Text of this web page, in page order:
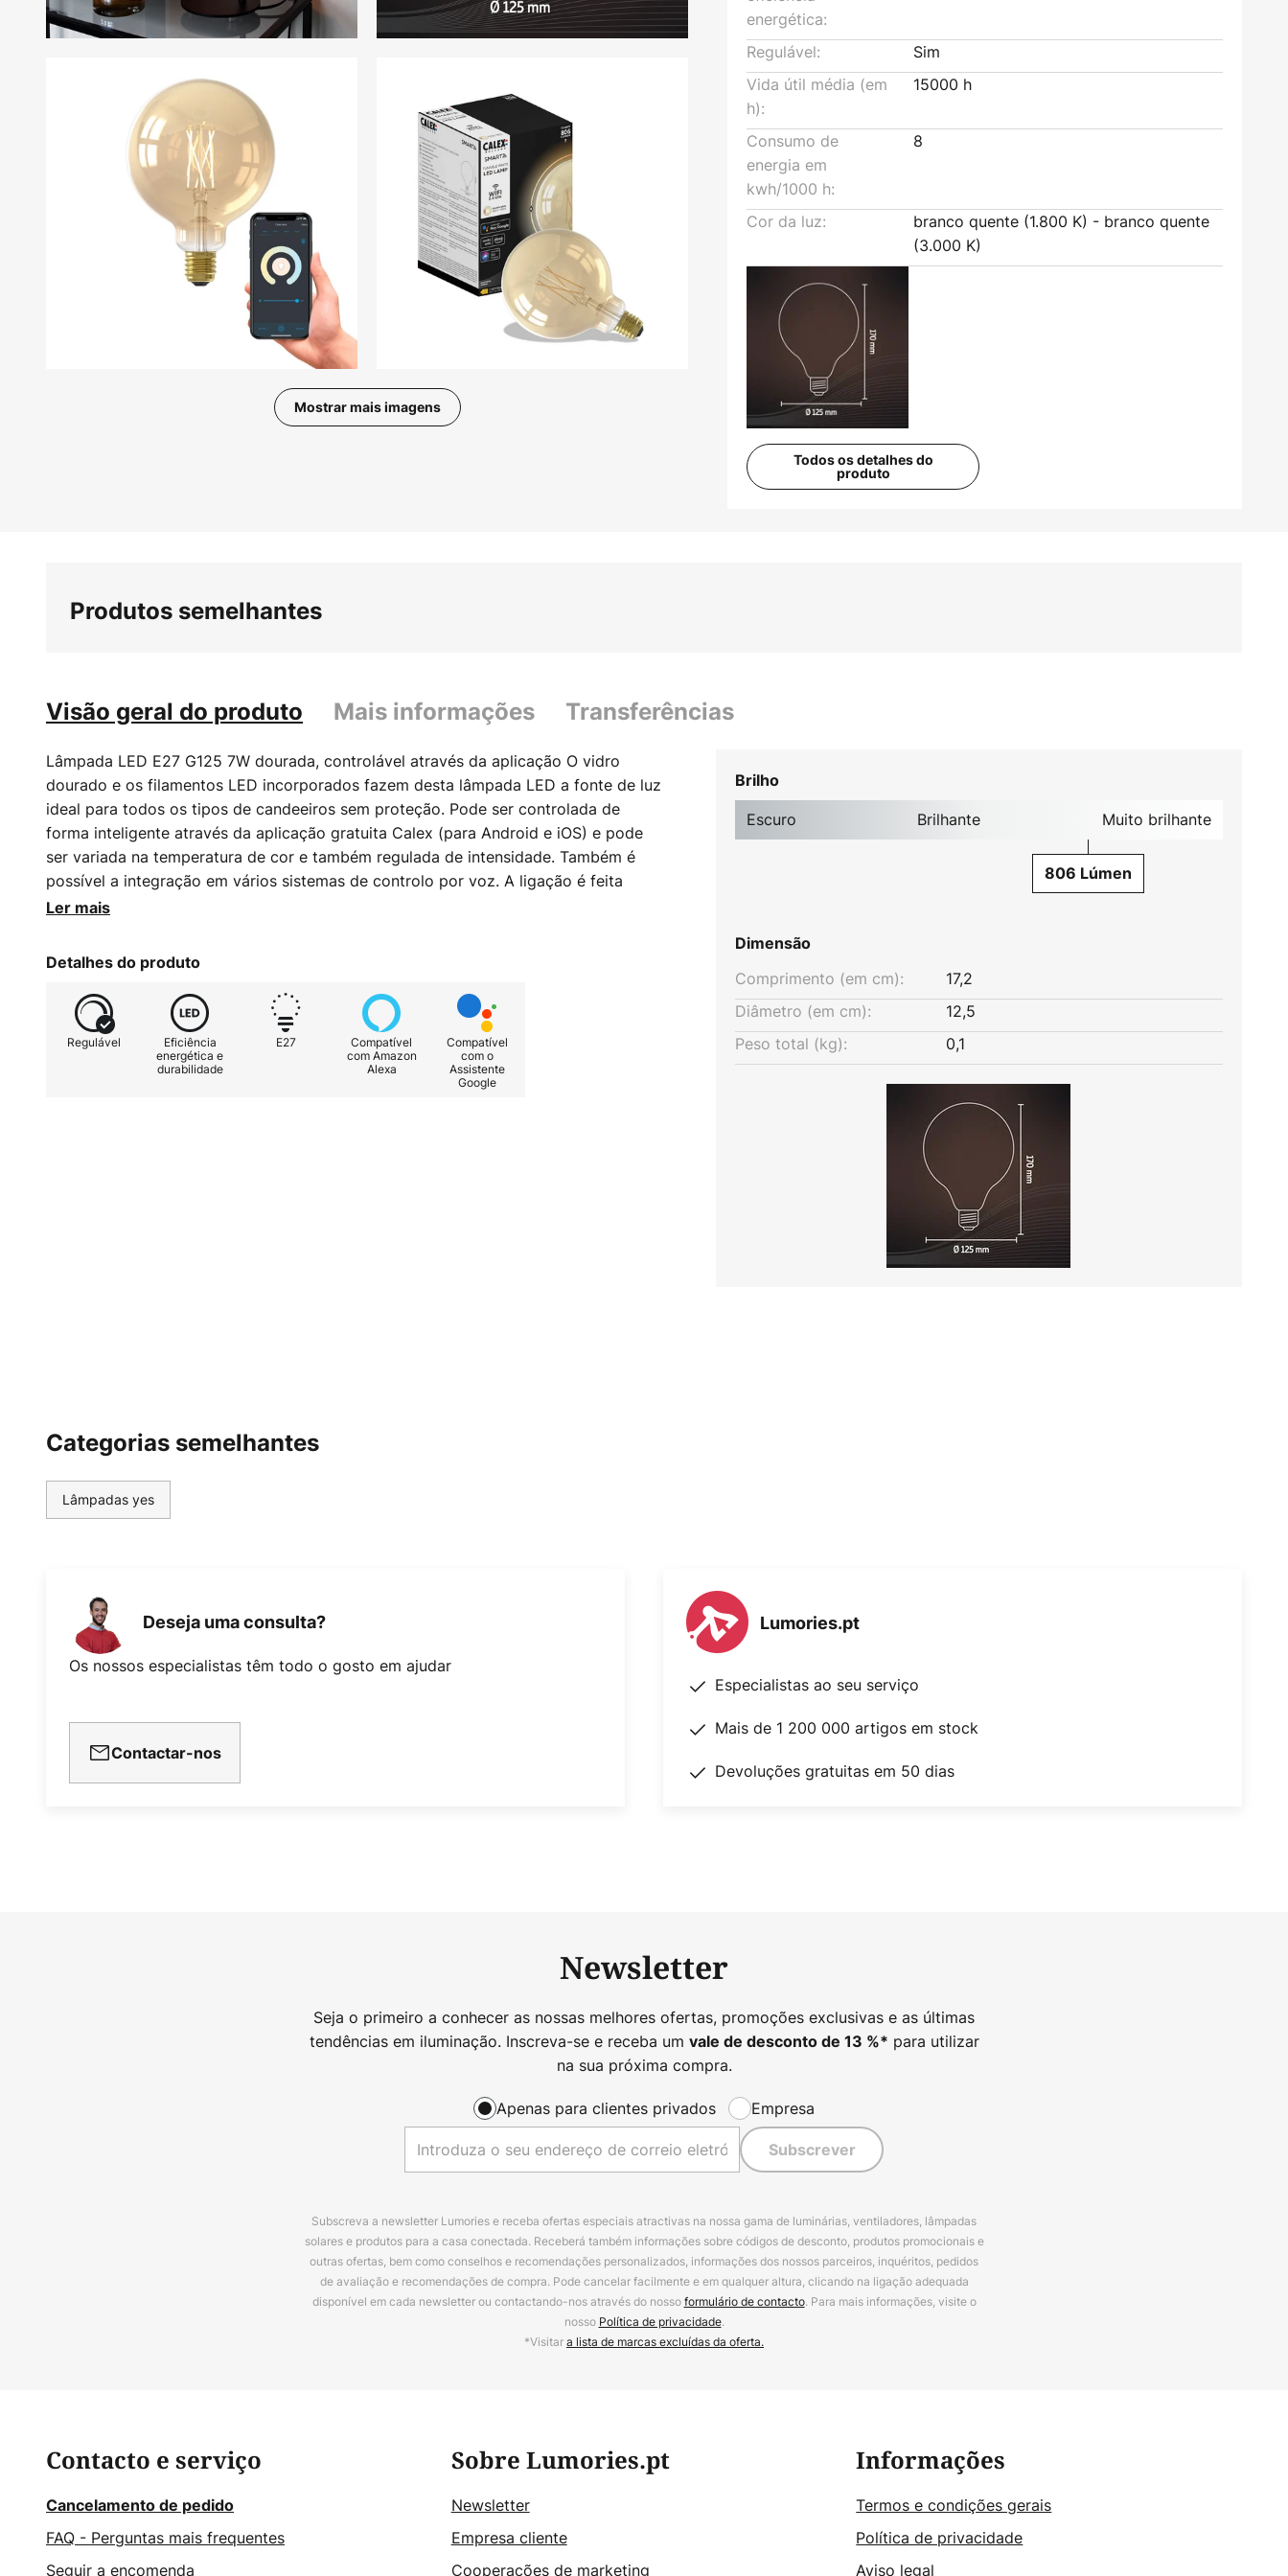
Mostrar mais imagens
imagens
energética:
Regulável:
Sim
Vida útil média (em
h):
15000 h
Consumo de
energia em
kwh/1000 h:
8
Cor da luz:
branco quente (1.800 K) - branco quente
(3.000 K)
Todos os detalhes do
produto
Produtos semelhantes
Visão geral do produto Mais informações Transferências
Lâmpada LED E27 G125 7W dourada, controlável através da aplicação O vidro
dourado e os filamentos LED incorporados fazem desta lâmpada LED a fonte de luz
ideal para todos os tipos de candeeiros sem proteção. Pode ser controlada de
forma inteligente através da aplicação gratuita Calex (para Android e iOS) e pode
ser variada na temperatura de cor e também regulada de intensidade. Também é
possível a integração em vários sistemas de controlo por voz. A ligação é feita
através de WLAN. Caraterísticas especiais / compatibilidade: - Luz branca
através da aplicação Calex (gratuita para Android e iOS) - Controlo de voz possível
com Amazon Alexa, Google Assistant e Siri Shortcuts - Regulável através da
aplicação ou comando de voz - WiFi 2,4 GHz
Ler mais
Detalhes do produto
Regulável
Eficiência
energética e
durabilidade
E27
Compatível
com Amazon
Alexa
Compatível
com o
Assistente
Google
Brilho
Escuro Brilhante Muito brilhante
806 Lúmen
Dimensão
Comprimento (em cm):
17,2
Diâmetro (em cm):
12,5
Peso total (kg):
0,1
Categorias semelhantes
Lâmpadas yes
Deseja uma consulta?
Os nossos especialistas têm todo o gosto em ajudar
Contactar-nos
Lumories.pt
Especialistas ao seu serviço
Mais de 1 200 000 artigos em stock
Devoluções gratuitas em 50 dias
Newsletter
Seja o primeiro a conhecer as nossas melhores ofertas, promoções exclusivas e as últimas
tendências em iluminação. Inscreva-se e receba um vale de desconto de 13 %* para utilizar
na sua próxima compra.
Apenas para clientes privados Empresa
Subscrever
Subscreva a newsletter Lumories e receba ofertas especiais atractivas na nossa gama de luminárias, ventiladores, lâmpadas
solares e produtos para a casa conectada. Receberá também informações sobre códigos de desconto, produtos promocionais e
outras ofertas, bem como conselhos e recomendações personalizados, informações dos nossos parceiros, inquéritos, pedidos
de avaliação e recomendações de compra. Pode cancelar facilmente e em qualquer altura, clicando na ligação adequada
disponível em cada newsletter ou contactando-nos através do nossoformulário de contacto. Para mais informações, visite o
nosso Política de privacidade.
*Visitara lista de marcas excluídas da oferta.
Contacto e serviço
Cancelamento de pedido
FAQ - Perguntas mais frequentes
Seguir a encomenda
Sobre Lumories.pt
Newsletter
Empresa cliente
Cooperações de marketing
Informações
Termos e condições gerais
Política de privacidade
Aviso legal